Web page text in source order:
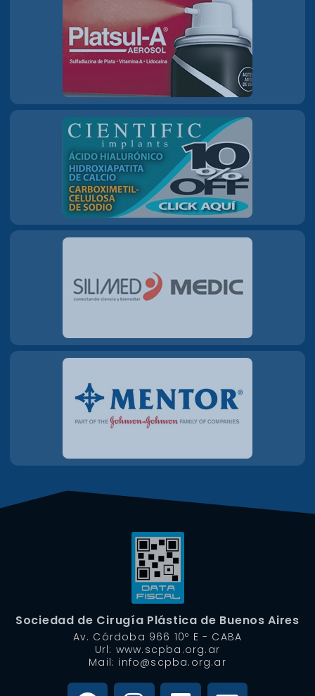
Sociedad de Cirugía Plástica de Buenos Aires
Av. Córdoba 966 10º E - CABA
Url: www.scpba.org.ar
Mail: info@scpba.org.ar